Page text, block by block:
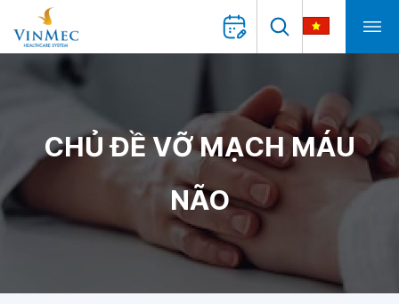
CHỦ ĐỀ VỠ MẠCH MÁU
NÃO